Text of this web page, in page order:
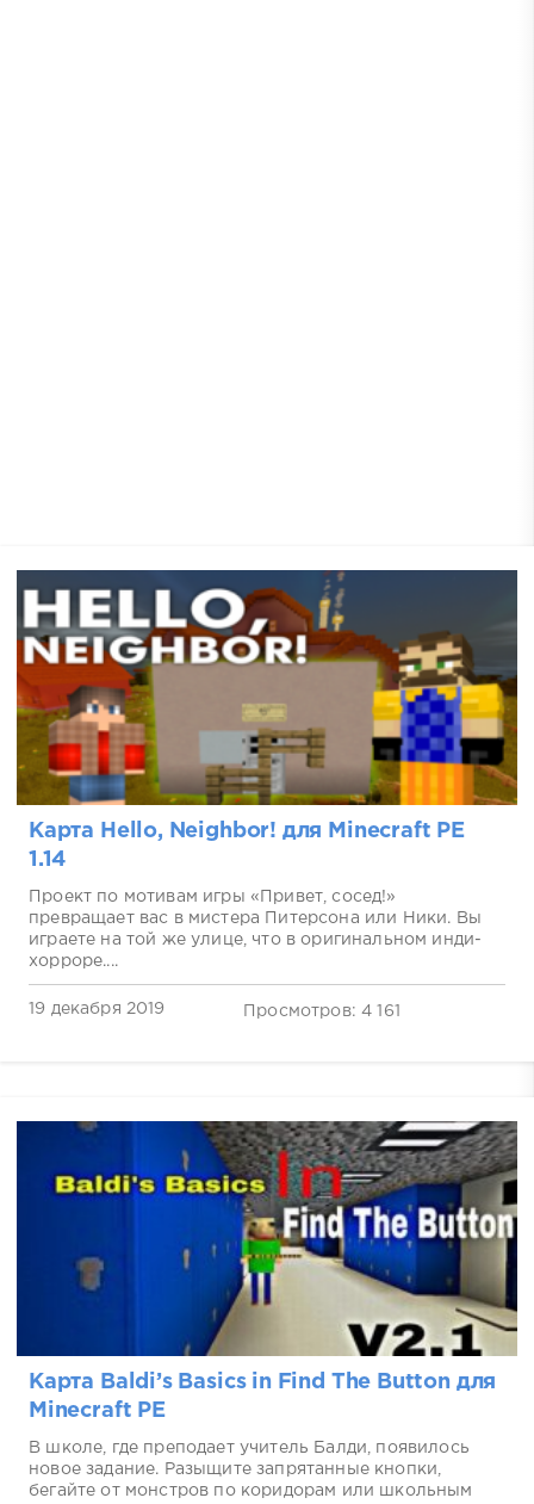
Карта Hello, Neighbor! для Minecraft PE
1.14
Проект по мотивам игры «Привет, сосед!»
превращает вас в мистера Питерсона или Ники. Вы
играете на той же улице, что в оригинальном инди-
хорроре....
19 декабря 2019 Просмотров: 4 161
Карта Baldi’s Basics in Find The Button для
Minecraft PE
В школе, где преподает учитель Балди, появилось
новое задание. Разыщите запрятанные кнопки,
бегайте от монстров по коридорам или школьным